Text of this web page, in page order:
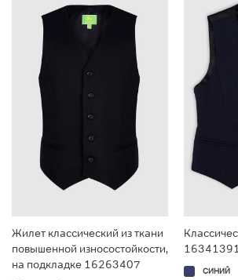
Жилет классический из ткани
повышенной износостойкости,
на подкладке 16263407
16341391
СИНИЙ